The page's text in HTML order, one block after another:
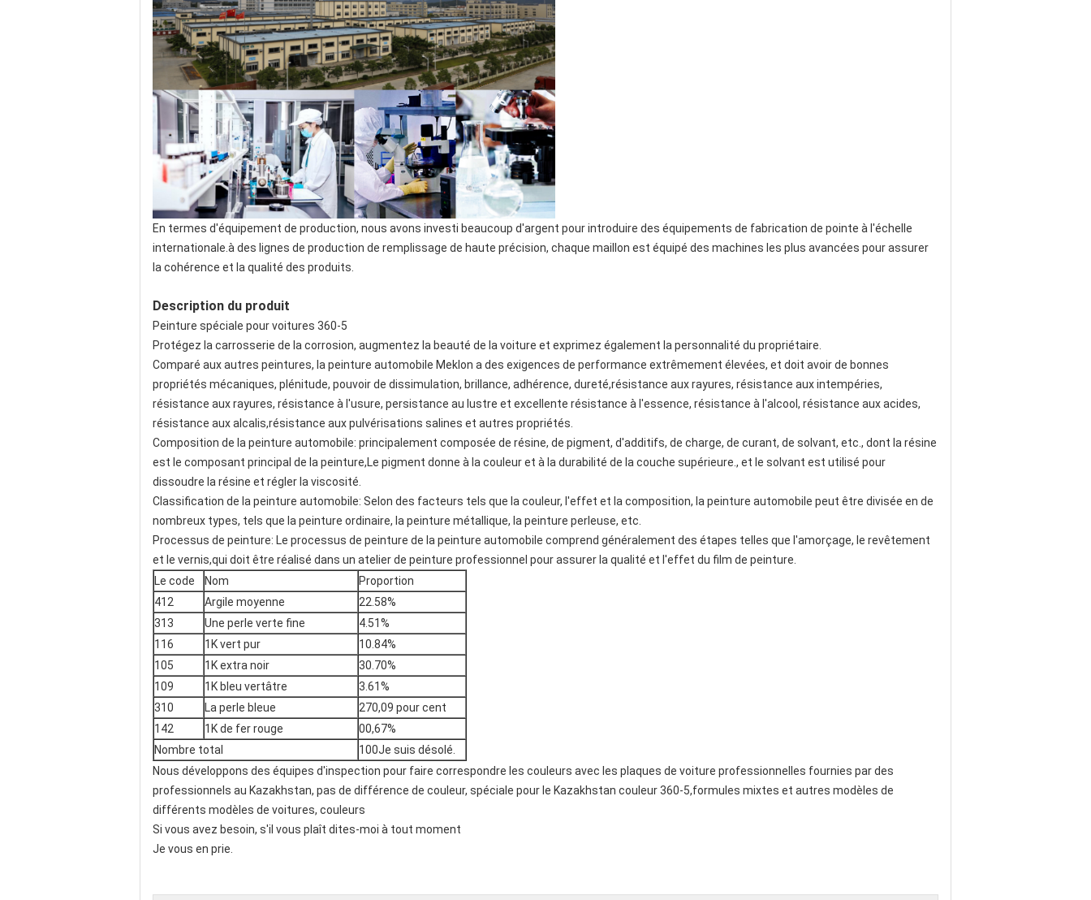
En termes d'équipement de production, nous avons investi beaucoup d'argent pour introduire des équipements de fabrication de pointe à l'échelle
internationale.à des lignes de production de remplissage de haute précision, chaque maillon est équipé des machines les plus avancées pour assurer
la cohérence et la qualité des produits.
Description du produit
Peinture spéciale pour voitures 360-5
Protégez la carrosserie de la corrosion, augmentez la beauté de la voiture et exprimez également la personnalité du propriétaire.
Comparé aux autres peintures, la peinture automobile Meklon a des exigences de performance extrêmement élevées, et doit avoir de bonnes
propriétés mécaniques, plénitude, pouvoir de dissimulation, brillance, adhérence, dureté,résistance aux rayures, résistance aux intempéries,
résistance aux rayures, résistance à l'usure, persistance au lustre et excellente résistance à l'essence, résistance à l'alcool, résistance aux acides,
résistance aux alcalis,résistance aux pulvérisations salines et autres propriétés.
Composition de la peinture automobile: principalement composée de résine, de pigment, d'additifs, de charge, de curant, de solvant, etc., dont la résine
est le composant principal de la peinture,Le pigment donne à la couleur et à la durabilité de la couche supérieure., et le solvant est utilisé pour
dissoudre la résine et régler la viscosité.
Classification de la peinture automobile: Selon des facteurs tels que la couleur, l'effet et la composition, la peinture automobile peut être divisée en de
nombreux types, tels que la peinture ordinaire, la peinture métallique, la peinture perleuse, etc.
Processus de peinture: Le processus de peinture de la peinture automobile comprend généralement des étapes telles que l'amorçage, le revêtement
et le vernis,qui doit être réalisé dans un atelier de peinture professionnel pour assurer la qualité et l'effet du film de peinture.
Le code
Nom
Proportion
412
Argile moyenne
22.58%
313
Une perle verte fine
4.51%
116
1K vert pur
10.84%
105
1K extra noir
30.70%
109
1K bleu vertâtre
3.61%
310
La perle bleue
270,09 pour cent
142
1K de fer rouge
00,67%
Nombre total
100Je suis désolé.
Nous développons des équipes d'inspection pour faire correspondre les couleurs avec les plaques de voiture professionnelles fournies par des
professionnels au Kazakhstan, pas de différence de couleur, spéciale pour le Kazakhstan couleur 360-5,formules mixtes et autres modèles de
différents modèles de voitures, couleurs
Si vous avez besoin, s'il vous plaît dites-moi à tout moment
Je vous en prie.